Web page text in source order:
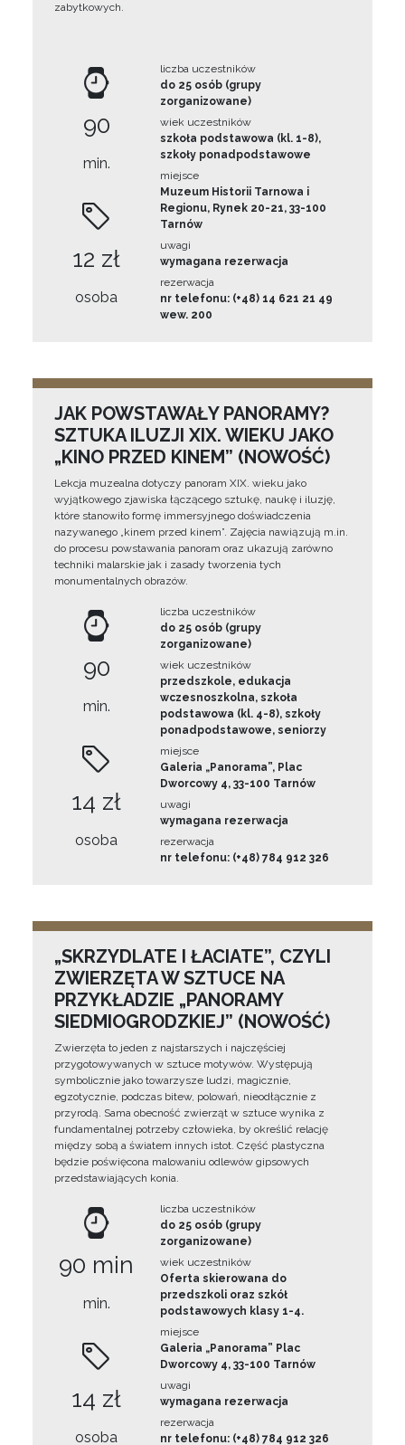
zabytkowych.
90
min.
12 zł
osoba
liczba uczestników
do 25 osób (grupy
zorganizowane)
wiek uczestników
szkoła podstawowa (kl. 1-8),
szkoły ponadpodstawowe
miejsce
Muzeum Historii Tarnowa i
Regionu, Rynek 20-21, 33-100
Tarnów
uwagi
wymagana rezerwacja
rezerwacja
nr telefonu: (+48) 14 621 21 49
wew. 200
JAK POWSTAWAŁY PANORAMY?
SZTUKA ILUZJI XIX. WIEKU JAKO
„KINO PRZED KINEM” (NOWOŚĆ)
Lekcja muzealna dotyczy panoram XIX. wieku jako
wyjątkowego zjawiska łączącego sztukę, naukę i iluzję,
które stanowiło formę immersyjnego doświadczenia
nazywanego „kinem przed kinem”. Zajęcia nawiązują m.in.
do procesu powstawania panoram oraz ukazują zarówno
techniki malarskie jak i zasady tworzenia tych
monumentalnych obrazów.
90
min.
14 zł
osoba
liczba uczestników
do 25 osób (grupy
zorganizowane)
wiek uczestników
przedszkole, edukacja
wczesnoszkolna, szkoła
podstawowa (kl. 4-8), szkoły
ponadpodstawowe, seniorzy
miejsce
Galeria „Panorama”, Plac
Dworcowy 4, 33-100 Tarnów
uwagi
wymagana rezerwacja
rezerwacja
nr telefonu: (+48) 784 912 326
„SKRZYDLATE I ŁACIATE”, CZYLI
ZWIERZĘTA W SZTUCE NA
PRZYKŁADZIE „PANORAMY
SIEDMIOGRODZKIEJ” (NOWOŚĆ)
Zwierzęta to jeden z najstarszych i najczęściej
przygotowywanych w sztuce motywów. Występują
symbolicznie jako towarzysze ludzi, magicznie,
egzotycznie, podczas bitew, polowań, nieodłącznie z
przyrodą. Sama obecność zwierząt w sztuce wynika z
fundamentalnej potrzeby człowieka, by określić relację
między sobą a światem innych istot. Część plastyczna
będzie poświęcona malowaniu odlewów gipsowych
przedstawiających konia.
90 min
min.
14 zł
osoba
liczba uczestników
do 25 osób (grupy
zorganizowane)
wiek uczestników
Oferta skierowana do
przedszkoli oraz szkół
podstawowych klasy 1-4.
miejsce
Galeria „Panorama” Plac
Dworcowy 4, 33-100 Tarnów
uwagi
wymagana rezerwacja
rezerwacja
nr telefonu: (+48) 784 912 326